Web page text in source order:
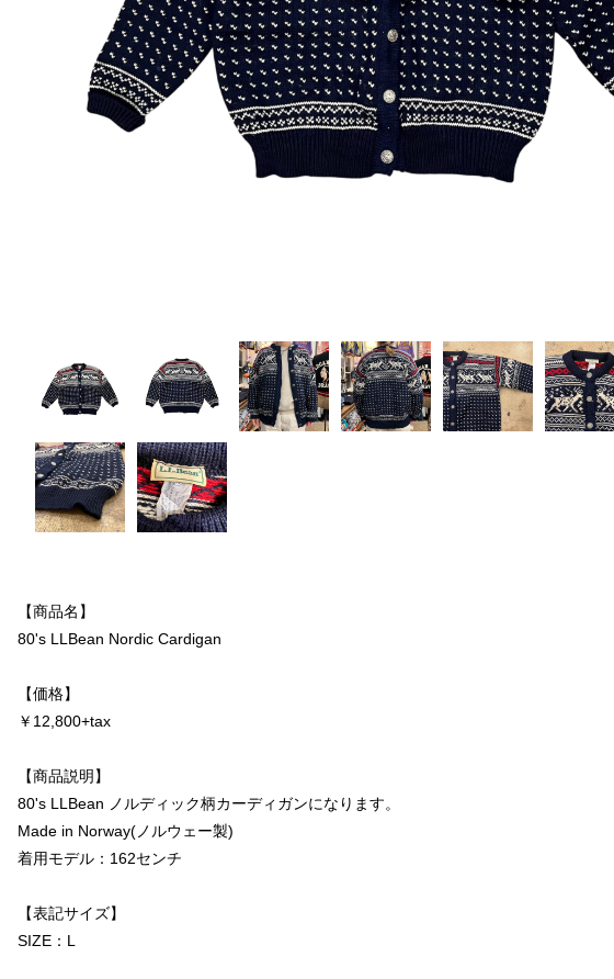
【商品名】
80's LLBean Nordic Cardigan
【価格】
￥12,800+tax
【商品説明】
80's LLBean ノルディック柄カーディガンになります。
Made in Norway(ノルウェー製)
着用モデル：162センチ
【表記サイズ】
SIZE：L